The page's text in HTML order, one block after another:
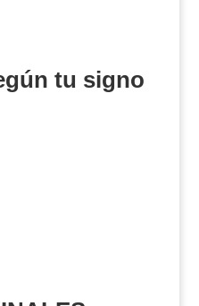
tu signo